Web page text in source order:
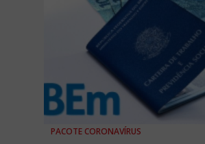
PACOTE CORONAVÍRUS